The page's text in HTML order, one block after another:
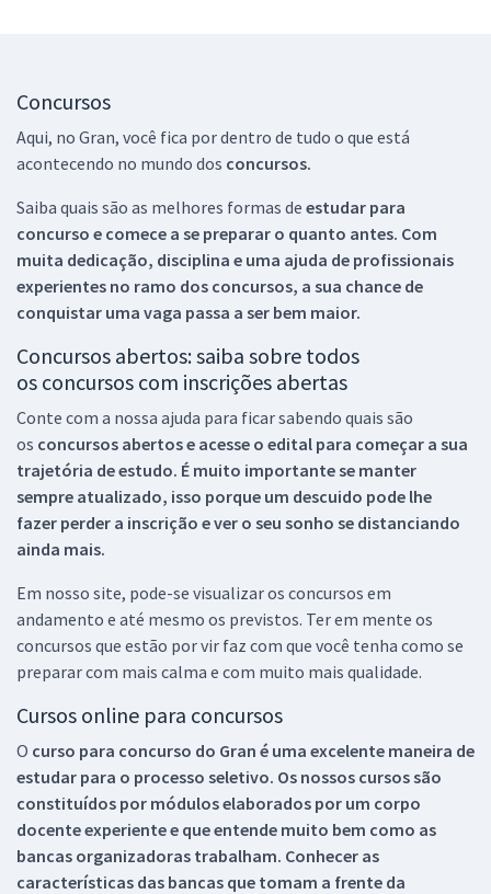
Concursos
Aqui, no Gran, você fica por dentro de tudo o que está
acontecendo no mundo dos concursos.
Saiba quais são as melhores formas de estudar para
concurso e comece a se preparar o quanto antes. Com
muita dedicação, disciplina e uma ajuda de profissionais
experientes no ramo dos concursos, a sua chance de
conquistar uma vaga passa a ser bem maior.
Concursos abertos: saiba sobre todos
os concursos com inscrições abertas
Conte com a nossa ajuda para ficar sabendo quais são
os concursos abertos e acesse o edital para começar a sua
trajetória de estudo. É muito importante se manter
sempre atualizado, isso porque um descuido pode lhe
fazer perder a inscrição e ver o seu sonho se distanciando
ainda mais.
Em nosso site, pode-se visualizar os concursos em
andamento e até mesmo os previstos. Ter em mente os
concursos que estão por vir faz com que você tenha como se
preparar com mais calma e com muito mais qualidade.
Cursos online para concursos
O curso para concurso do Gran é uma excelente maneira de
estudar para o processo seletivo. Os nossos cursos são
constituídos por módulos elaborados por um corpo
docente experiente e que entende muito bem como as
bancas organizadoras trabalham. Conhecer as
características das bancas que tomam a frente da